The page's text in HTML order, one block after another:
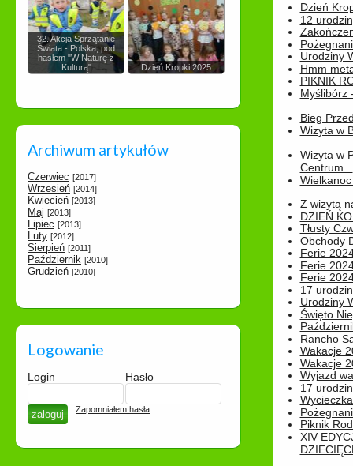
32. Akcja Sprzątanie
Świata - Polska, pod
hasłem "W Naturę z
Kulturą"
Dzień Kropki 2025
Archiwum artykułów
Czerwiec [2017]
Wrzesień [2014]
Kwiecień [2013]
Maj [2013]
Lipiec [2013]
Luty [2012]
Sierpień [2011]
Październik [2010]
Grudzień [2010]
Logowanie
Login Hasło
Zapomniałem hasła
Dzień
12
Urodziny
Hmm
PIKNIK
Myślibórz
Bieg
Wizyta w
Wizyta w
Centrum...
Z wizytą
DZIEŃ
Tłusty
Obchody
Ferie
Ferie
Ferie
17
Urodziny
Święto
Rancho
Wakacje
Wakacje
Wyjazd
17
Piknik
XIV